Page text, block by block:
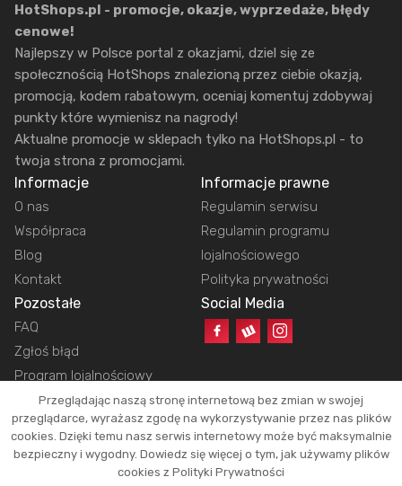
HotShops.pl - promocje, okazje, wyprzedaże, błędy
cenowe!
Najlepszy w Polsce portal z okazjami, dziel się ze
społecznością HotShops znalezioną przez ciebie okazją,
promocją, kodem rabatowym, oceniaj komentuj zdobywaj
punkty które wymienisz na nagrody!
Aktualne promocje w sklepach tylko na HotShops.pl - to
twoja strona z promocjami.
Informacje
O nas
Współpraca
Blog
Kontakt
Informacje prawne
Regulamin serwisu
Regulamin programu
lojalnościowego
Polityka prywatności
Pozostałe
FAQ
Zgłoś błąd
Program lojalnościowy
Social Media
Copyright © 2026 HotShops.pl - Wszelkie prawa zastrzeżone.
Jako partnerzy możemy otrzymać prowizję za dokonanie zakupów z naszych
linków. Dzięki temu jesteśmy w stanie utrzymać działanie naszego portalu.
Przeglądając naszą stronę internetową bez zmian w swojej
przeglądarce, wyrażasz zgodę na wykorzystywanie przez nas plików
cookies. Dzięki temu nasz serwis internetowy może być maksymalnie
bezpieczny i wygodny. Dowiedz się więcej o tym, jak używamy plików
cookies z Polityki Prywatności